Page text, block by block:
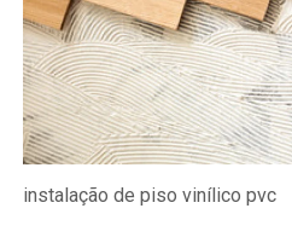
instalação de piso vinílico pvc